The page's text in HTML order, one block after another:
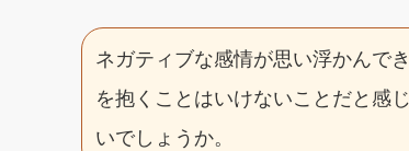
ネガティブな感情が思い浮かんで
を抱くことはいけないことだと感
いでしょうか。